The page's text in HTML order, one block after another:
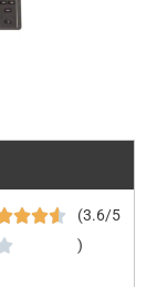
(3.6/5
)